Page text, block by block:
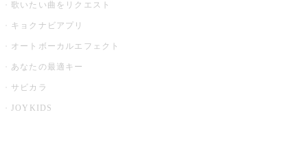
歌いたい曲をリクエスト
キョクナビアプリ
オートボーカルエフェクト
あなたの最適キー
サビカラ
JOYKIDS